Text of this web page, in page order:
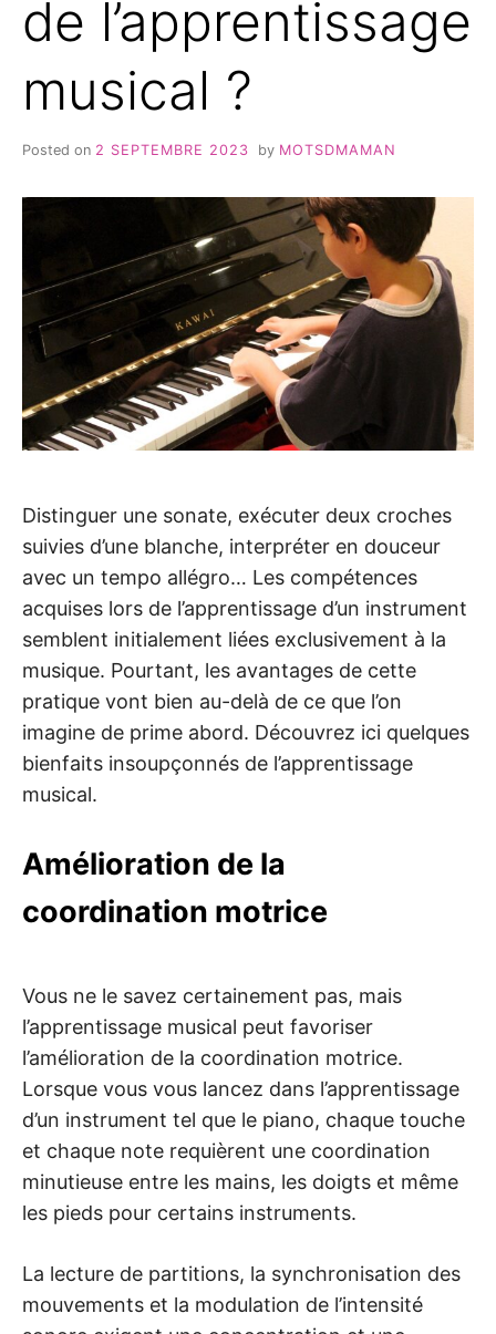
de l’apprentissage
musical ?
Posted on 2 SEPTEMBRE 2023 by MOTSDMAMAN
Distinguer une sonate, exécuter deux croches
suivies d’une blanche, interpréter en douceur
avec un tempo allégro… Les compétences
acquises lors de l’apprentissage d’un instrument
semblent initialement liées exclusivement à la
musique. Pourtant, les avantages de cette
pratique vont bien au-delà de ce que l’on
imagine de prime abord. Découvrez ici quelques
bienfaits insoupçonnés de l’apprentissage
musical.
Amélioration de la
coordination motrice
Vous ne le savez certainement pas, mais
l’apprentissage musical peut favoriser
l’amélioration de la coordination motrice.
Lorsque vous vous lancez dans l’apprentissage
d’un instrument tel que le piano, chaque touche
et chaque note requièrent une coordination
minutieuse entre les mains, les doigts et même
les pieds pour certains instruments.
La lecture de partitions, la synchronisation des
mouvements et la modulation de l’intensité